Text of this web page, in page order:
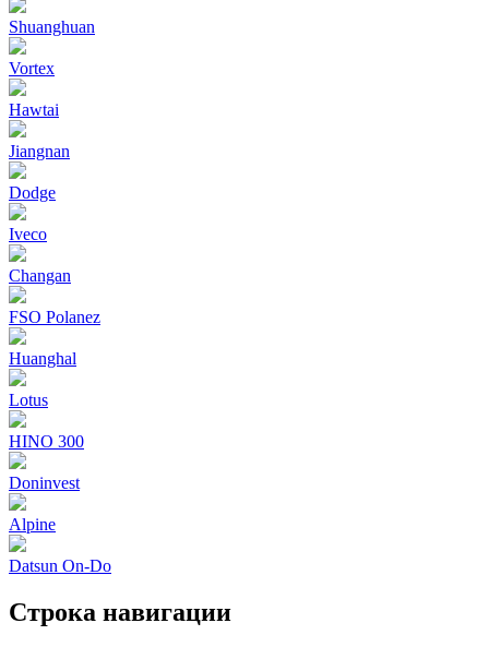
Shuanghuan
Vortex
Hawtai
Jiangnan
Dodge
Iveco
Changan
FSO Polanez
Huanghal
Lotus
HINO 300
Doninvest
Alpine
Datsun On-Do
Строка навигации